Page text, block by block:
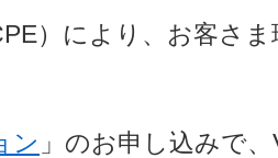
）により、お客さ
ン 」のお申し込みで